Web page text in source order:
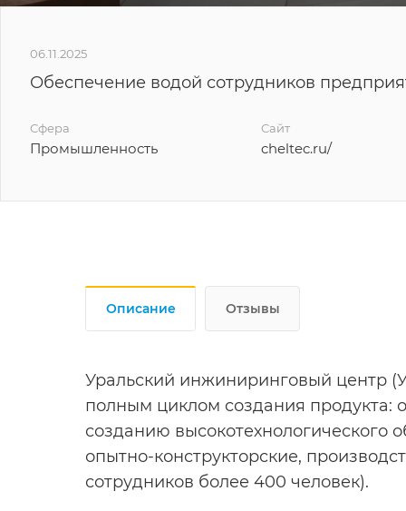
06.11.2025
Обеспечение водой сотрудников
Сфера
Промышленность
Сайт
cheltec.ru/
Описание Отзывы
Уральский инжиниринговый центр
полным циклом создания продукта:
созданию высокотехнологического
опытно-конструкторские,
сотрудников более 400 человек).